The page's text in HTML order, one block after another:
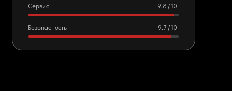
Сервис
Безопасность
9.8 / 10
9.7 / 10